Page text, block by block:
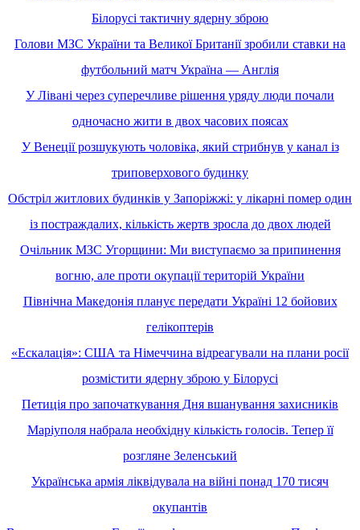
Білорусі тактичну ядерну зброю
Голови МЗС України та Великої Британії зробили ставки на
футбольний матч Україна — Англія
У Лівані через суперечливе рішення уряду люди почали
одночасно жити в двох часових поясах
У Венеції розшукують чоловіка, який стрибнув у канал із
триповерхового будинку
Обстріл житлових будинків у Запоріжжі: у лікарні помер один
із постраждалих, кількість жертв зросла до двох людей
Очільник МЗС Угорщини: Ми виступаємо за припинення
вогню, але проти окупації територій України
Північна Македонія планує передати Україні 12 бойових
гелікоптерів
«Ескалація»: США та Німеччина відреагували на плани росії
розмістити ядерну зброю у Білорусі
Петиція про започаткування Дня вшанування захисників
Маріуполя набрала необхідну кількість голосів. Тепер її
розгляне Зеленський
Українська армія ліквідувала на війні понад 170 тисяч
окупантів